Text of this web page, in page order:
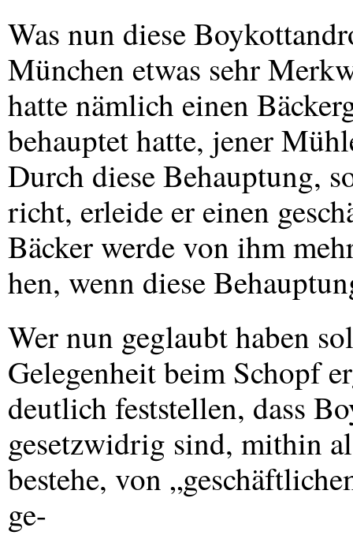
Was nun diese
München etwas sehr
hatte nämlich einen
behauptet hatte, jener
Durch diese Behauptung,
richt, erleide er einen
Bäcker werde von ihm
hen, wenn diese
Wer nun geglaubt haben
Gelegenheit beim Schopf
deutlich feststellen, dass
gesetzwidrig sind, mithin
bestehe, von
ge-